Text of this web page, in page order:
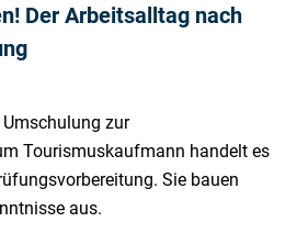
Der Arbeitsalltag nach
zur
Tourismuskaufmann handelt es
Sie bauen
aus.